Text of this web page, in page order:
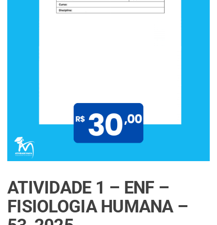
ATIVIDADE 1 – ENF –
FISIOLOGIA HUMANA –